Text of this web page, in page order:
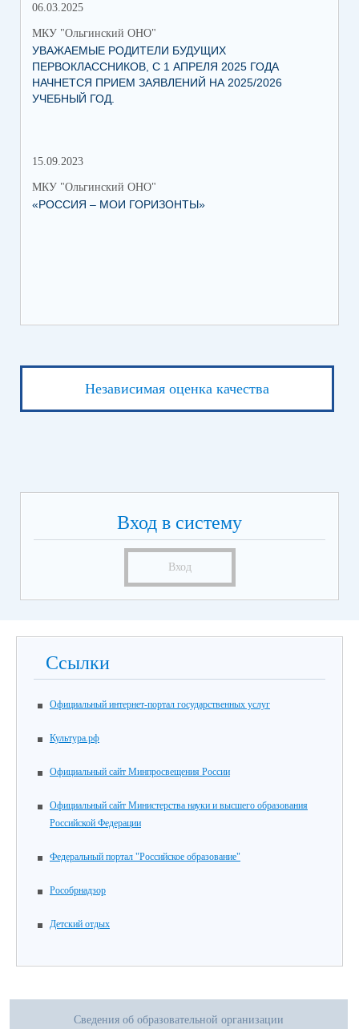
06.03.2025
МКУ "Ольгинский ОНО"
УВАЖАЕМЫЕ РОДИТЕЛИ БУДУЩИХ
ПЕРВОКЛАССНИКОВ, С 1 АПРЕЛЯ 2025 ГОДА
НАЧНЕТСЯ ПРИЕМ ЗАЯВЛЕНИЙ НА 2025/2026
УЧЕБНЫЙ ГОД.
15.09.2023
МКУ "Ольгинский ОНО"
«РОССИЯ – МОИ ГОРИЗОНТЫ»
Независимая оценка качества
Вход в систему
Вход
Ссылки
Официальный интернет-портал государственных услуг
Культура.рф
Официальный сайт Минпросвещения России
Официальный сайт Министерства науки и высшего образования
Российской Федерации
Федеральный портал "Российское образование"
Рособрнадзор
Детский отдых
Сведения об образовательной организации